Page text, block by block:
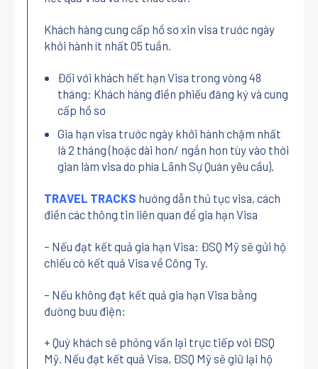
Khách hàng cung cấp hồ sơ xin visa trước ngày
khởi hành ít nhất 05 tuần.
Đối với khách hết hạn Visa trong vòng 48
tháng: Khách hàng điền phiếu đăng ký và cung
cấp hồ sơ
Gia hạn visa trước ngày khởi hành chậm nhất
là 2 tháng (hoặc dài hơn/ ngắn hơn tùy vào thời
gian làm visa do phía Lãnh Sự Quán yêu cầu).
TRAVEL TRACKS hướng dẫn thủ tục visa, cách
điền các thông tin liên quan để gia hạn Visa
– Nếu đạt kết quả gia hạn Visa: ĐSQ Mỹ sẽ gửi hộ
chiếu có kết quả Visa về Công Ty.
– Nếu không đạt kết quả gia hạn Visa bằng
đường bưu điện:
+ Quý khách sẽ phỏng vấn lại trực tiếp với ĐSQ
Mỹ. Nếu đạt kết quả Visa, ĐSQ Mỹ sẽ giữ lại hộ